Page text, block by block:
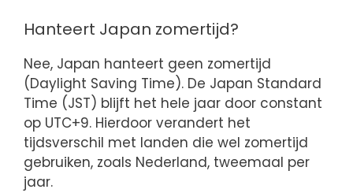
Hanteert Japan zomertijd?
Nee, Japan hanteert geen zomertijd
(Daylight Saving Time). De Japan Standard
Time (JST) blijft het hele jaar door constant
op UTC+9. Hierdoor verandert het
tijdsverschil met landen die wel zomertijd
gebruiken, zoals Nederland, tweemaal per
jaar.